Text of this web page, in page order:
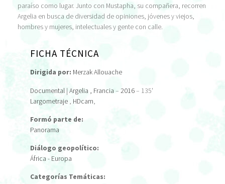
paraíso como lugar. Junto con Mustapha, su compañera, recorren
Argelia en busca de diversidad de opiniones, jóvenes y viejos,
hombres y mujeres, intelectuales y gente con calle.
FICHA TÉCNICA
Dirigida por: Merzak Allouache
Documental |Argelia , Francia – 2016– 135'
Largometraje , HDcam,
Formó parte de:
Panorama
Diálogo geopolítico:
África - Europa
Categorías Temáticas: